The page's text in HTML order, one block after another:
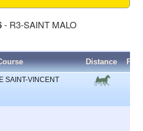
- R3-SAINT MALO
Distance
SAINT-VINCENT